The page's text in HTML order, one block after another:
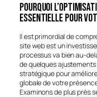
Pourquoi
essentielle pour
Il est primordial de
site web est un
processus va bien au-
de quelques ajustements
stratégique pour
globale de votre
Examinons de plus près